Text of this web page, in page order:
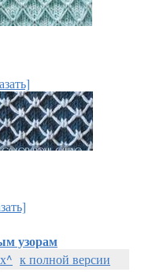
узорам
к полной версии